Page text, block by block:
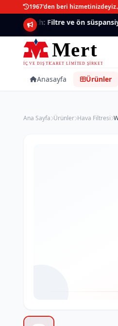
1967'den beri hizmetinizdeyiz.
Mannlich: Filtre ve ön
Anasayfa Ürünler
Ana Sayfa Ürünler Hava Filtresi